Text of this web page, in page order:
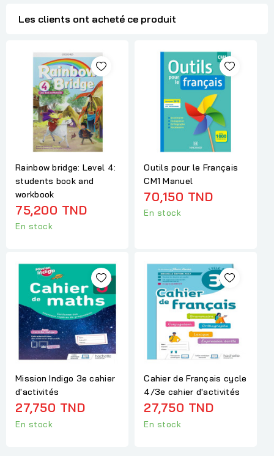
Les clients ont acheté ce produit
Rainbow bridge: Level 4:
students book and
workbook
75,200 TND
En stock
Outils pour le Français
CM1 Manuel
70,150 TND
En stock
Mission Indigo 3e cahier
d'activités
27,750 TND
En stock
Cahier de Français cycle
4/3e cahier d'activités
27,750 TND
En stock